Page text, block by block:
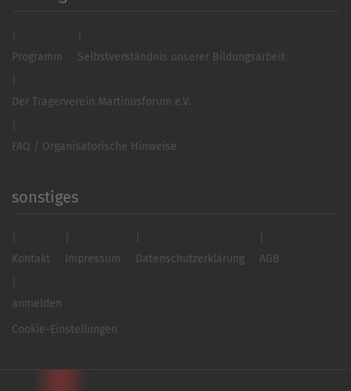
Programm Selbstverständnis unserer Bildungsarbeit
Der Trägerverein Martinusforum e.V.
FAQ / Organisatorische Hinweise
sonstiges
Kontakt Impressum Datenschutzerklärung AGB
anmelden
Cookie-Einstellungen